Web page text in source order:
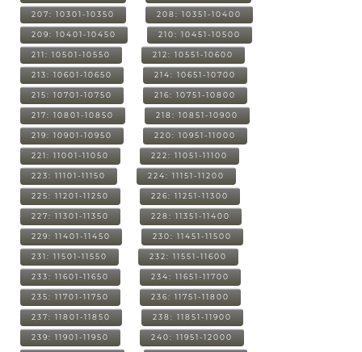
207: 10301-10350 208: 10351-10400
209: 10401-10450 210: 10451-10500
211: 10501-10550 212: 10551-10600
213: 10601-10650 214: 10651-10700
215: 10701-10750 216: 10751-10800
217: 10801-10850 218: 10851-10900
219: 10901-10950 220: 10951-11000
221: 11001-11050 222: 11051-11100
223: 11101-11150 224: 11151-11200
225: 11201-11250 226: 11251-11300
227: 11301-11350 228: 11351-11400
229: 11401-11450 230: 11451-11500
231: 11501-11550 232: 11551-11600
233: 11601-11650 234: 11651-11700
235: 11701-11750 236: 11751-11800
237: 11801-11850 238: 11851-11900
239: 11901-11950 240: 11951-12000